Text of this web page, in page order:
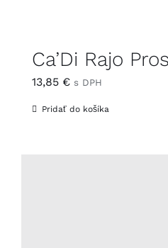
Ca’Di Rajo
13,85 € s DPH
Pridať do košíka